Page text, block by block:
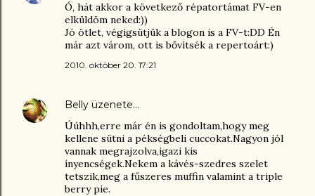
Ó, hát akkor a következő répatortámat FV-en
elküldöm neked:))
Jó ötlet, végigsütjük a blogon is a FV-t:DD Én
már azt várom, ott is bővítsék a repertoárt:)
2010. október 20. 17:21
Belly üzenete…
Úúhhh,erre már én is gondoltam,hogy meg
kellene sütni a pékségbeli cuccokat.Nagyon jól
vannak megrajzolva,igazi kis
ínyencségek.Nekem a kávés-szedres szelet
tetszik,meg a fűszeres muffin valamint a triple
berry pie.